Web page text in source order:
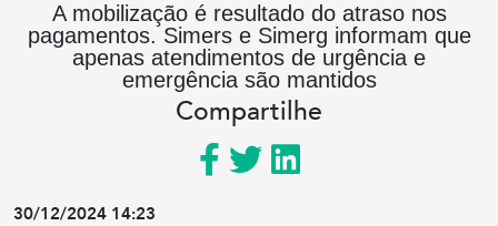
A mobilização é resultado do atraso nos
pagamentos. Simers e Simerg informam que
apenas atendimentos de urgência e
emergência são mantidos
Compartilhe
30/12/2024 14:23